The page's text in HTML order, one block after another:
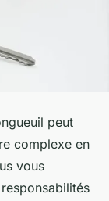
peut
complexe en
vous